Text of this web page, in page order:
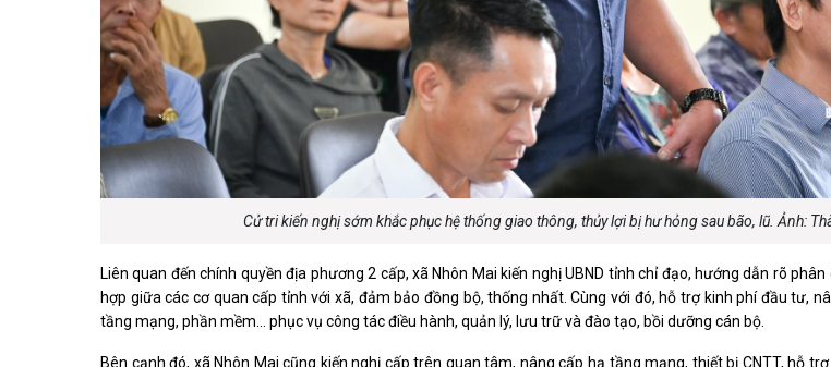
Cử tri kiến nghị sớm khắc phục hệ thống giao thông, thủy lợi bị hư hỏng sau bão, lũ. Ảnh:
Liên quan đến chính quyền địa phương 2 cấp, xã Nhôn Mai kiến nghị UBND tỉnh chỉ đạo, hướng dẫn rõ
hợp giữa các cơ quan cấp tỉnh với xã, đảm bảo đồng bộ, thống nhất. Cùng với đó, hỗ trợ kinh phí đầu tư,
tầng mạng, phần mềm... phục vụ công tác điều hành, quản lý, lưu trữ và đào tạo, bồi dưỡng cán bộ.
Bên cạnh đó, xã Nhôn Mai cũng kiến nghị cấp trên quan tâm, nâng cấp hạ tầng mạng, thiết bị CNTT, hỗ